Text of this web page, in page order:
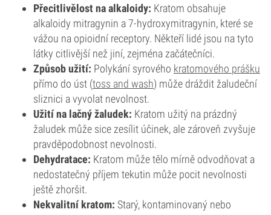
Přecitlivělost na alkaloidy: Kratom obsahuje
alkaloidy mitragynin a 7-hydroxymitragynin, které se
vážou na opioidní receptory. Někteří lidé jsou na tyto
látky citlivější než jiní, zejména začátečníci.
Způsob užití: Polykání syrového kratomového prášku
přímo do úst (toss and wash) může dráždit žaludeční
sliznici a vyvolat nevolnost.
Užití na lačný žaludek: Kratom užitý na prázdný
žaludek může sice zesílit účinek, ale zároveň zvyšuje
pravděpodobnost nevolnosti.
Dehydratace: Kratom může tělo mírně odvodňovat a
nedostatečný příjem tekutin může pocit nevolnosti
ještě zhoršit.
Nekvalitní kratom: Starý, kontaminovaný nebo